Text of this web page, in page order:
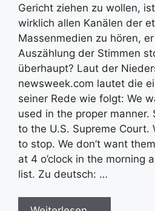
Gericht ziehen zu wollen,
wirklich allen Kanälen der
Massenmedien zu hören,
Auszählung der Stimmen
überhaupt? Laut der
newsweek.com lautet die
seiner Rede wie folgt: We
used in the proper manner.
to the U.S. Supreme Court.
to stop. We don’t want
at 4 o’clock in the morning
list. Zu deutsch: …